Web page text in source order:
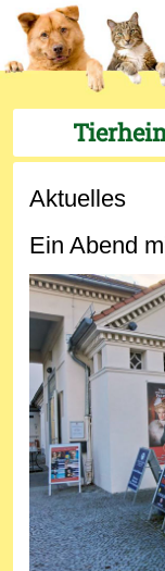
Aktuelles
Ein Abend